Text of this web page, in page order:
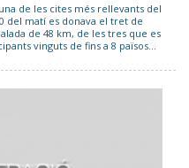
de les cites més rellevants del
del matí es donava el tret de
de 48 km, de les tres que es
vinguts de fins a 8 països...